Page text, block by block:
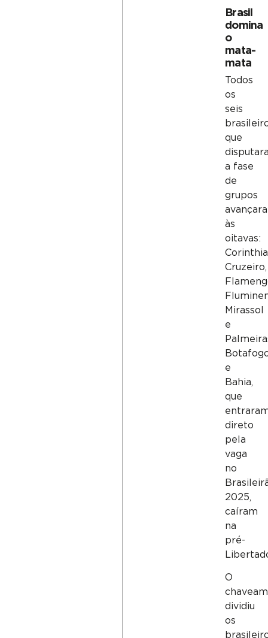
Brasil
domina
o
mata-
mata
Todos
os
seis
que
a fase
de
grupos
às
oitavas:
Cruzeiro,
Mirassol
e
e
Bahia,
que
direto
pela
vaga
no
2025,
caíram
na
pré-
O
dividiu
os